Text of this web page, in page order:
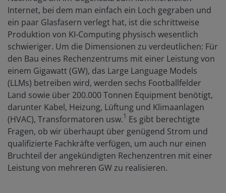
Internet, bei dem man einfach ein Loch gegraben und
ein paar Glasfasern verlegt hat, ist die schrittweise
Produktion von KI-Computing physisch wesentlich
schwieriger. Um die Dimensionen zu verdeutlichen: Für
den Bau eines Rechenzentrums mit einer Leistung von
einem Gigawatt (GW), das Large Language Models
(LLMs) betreiben wird, werden sechs Footballfelder
Land sowie über 200.000 Tonnen Equipment benötigt,
darunter Kabel, Heizung, Lüftung und Klimaanlagen
(HVAC), Transformatoren usw.1 Es gibt berechtigte
Fragen, ob wir überhaupt über genügend Strom und
qualifizierte Fachkräfte verfügen, um auch nur einen
Bruchteil der angekündigten Rechenzentren mit einer
Leistung von mehreren GW zu realisieren.